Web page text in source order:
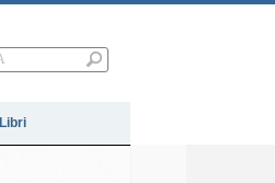
Libri